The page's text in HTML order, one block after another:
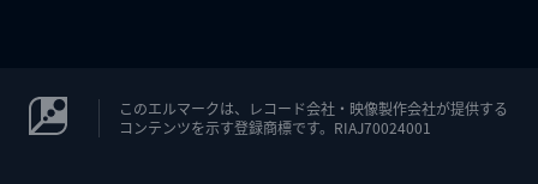
このエルマークは、レコード会社・映像製作会社が提供する
コンテンツを示す登録商標です。RIAJ70024001